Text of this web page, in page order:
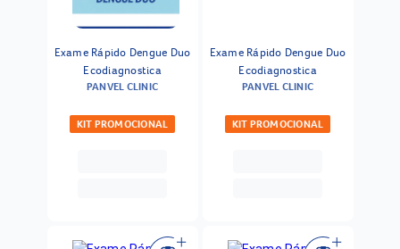
Exame Rápido Dengue Duo
Ecodiagnostica
PANVEL CLINIC
KIT PROMOCIONAL
Exame Rápido Dengue Duo
Ecodiagnostica
PANVEL CLINIC
KIT PROMOCIONAL